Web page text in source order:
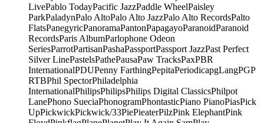
LivePablo TodayPacific JazzPaddle WheelPaisley
ParkPaladynPalo AltoPalo Alto JazzPalo Alto RecordsPalto
FlatsPanegyricPanoramaPantonPapagayoParanoidParanoid
RecordsParis AlbumParlophone Odeon
SeriesParrotPartisanPashaPassportPassport JazzPast Perfect
Silver LinePastelsPathePausaPaw TracksPaxPBR
InternationalPDUPenny FarthingPepitaPeriodicapgLangPGP
RTBPhil SpectorPhiladelphia
InternationalPhilipsPhilipsPhilips Digital ClassicsPhilpot
LanePhono SueciaPhonogramPhontasticPiano PianoPiasPick
UpPickwickPickwick/33PiePieaterPilzPink ElephantPink